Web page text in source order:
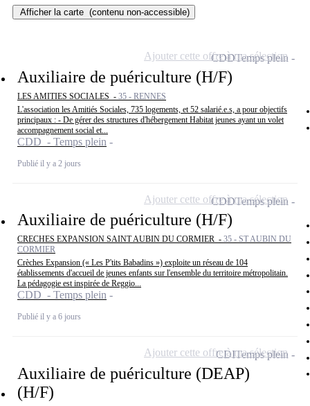
Afficher la carte (contenu non-accessible)
Auxiliaire de puériculture (H/F)
LES AMITIES SOCIALES - 35 - RENNES
L'association les Amitiés Sociales, 735 logements, et 52 salarié.e.s, a pour objectifs
principaux : - De gérer des structures d'hébergement Habitat jeunes ayant un volet
accompagnement social et...
CDD - Temps plein
Publié il y a 2 jours
CDDTemps plein
Ajouter cette offre à ma sélection
Auxiliaire de puériculture (H/F)
CRECHES EXPANSION SAINT AUBIN DU CORMIER - 35 - ST AUBIN DU
CORMIER
Crèches Expansion (« Les P'tits Babadins ») exploite un réseau de 104
établissements d'accueil de jeunes enfants sur l'ensemble du territoire métropolitain.
La pédagogie est inspirée de Reggio...
CDD - Temps plein
Publié il y a 6 jours
CDDTemps plein
Ajouter cette offre à ma sélection
Auxiliaire de puériculture (DEAP)
(H/F)
CDITemps plein
Ajouter cette offre à ma sélection